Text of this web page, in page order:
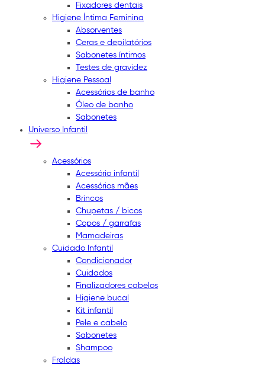
Fixadores dentais
Higiene Íntima Feminina
Absorventes
Ceras e depilatórios
Sabonetes íntimos
Testes de gravidez
Higiene Pessoal
Acessórios de banho
Óleo de banho
Sabonetes
Universo Infantil
Acessórios
Acessório infantil
Acessórios mães
Brincos
Chupetas / bicos
Copos / garrafas
Mamadeiras
Cuidado Infantil
Condicionador
Cuidados
Finalizadores cabelos
Higiene bucal
Kit infantil
Pele e cabelo
Sabonetes
Shampoo
Fraldas